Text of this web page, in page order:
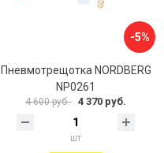
-5%
Пневмотрещотка NORDBERG
NP0261
4 600 руб. 4 370 руб.
шт